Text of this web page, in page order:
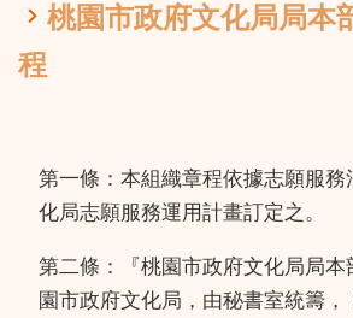
桃園市政府文化局局本
程
第一條：本組織章程依據志願服務
化局志願服務運用計畫訂定之。
第二條：『桃園市政府文化局局
園市政府文化局，由秘書室統籌，